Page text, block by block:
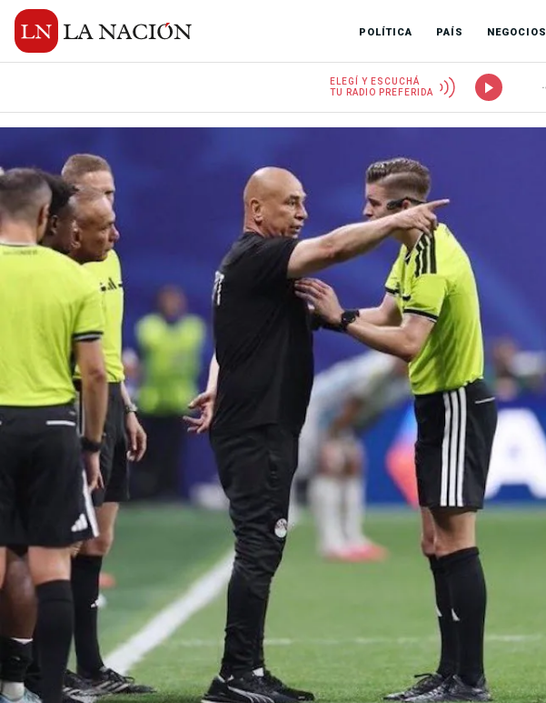
POLÍTICA PAÍS NEGOCIOS
ELEGÍ Y ESCUCHÁ
TU RADIO PREFERIDA